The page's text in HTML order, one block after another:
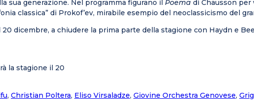
sua generazione. Nel programma figurano il Poema di Chausson per
classica” di Prokof’ev, mirabile esempio del neoclassicismo del
dicembre, a chiudere la prima parte della stagione con Haydn e
la stagione il 20
, Christian Poltera, Eliso Virsaladze, Giovine Orchestra Genovese,